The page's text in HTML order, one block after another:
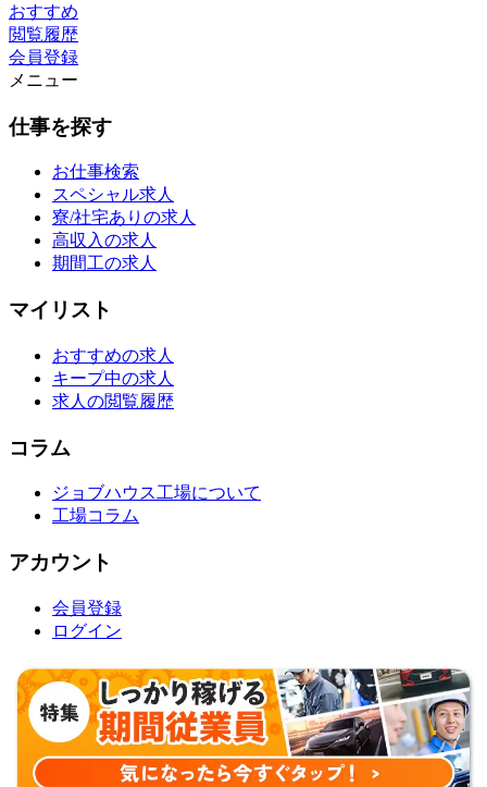
おすすめ
閲覧履歴
会員登録
メニュー
仕事を探す
お仕事検索
スペシャル求人
寮/社宅ありの求人
高収入の求人
期間工の求人
マイリスト
おすすめの求人
キープ中の求人
求人の閲覧履歴
コラム
ジョブハウス工場について
工場コラム
アカウント
会員登録
ログイン